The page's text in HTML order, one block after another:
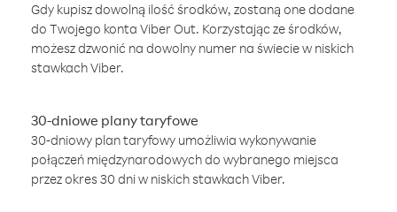
Gdy kupisz dowolną ilość środków, zostaną one dodane
do Twojego konta Viber Out. Korzystając ze środków,
możesz dzwonić na dowolny numer na świecie w niskich
stawkach Viber.
30-dniowe plany taryfowe
30-dniowy plan taryfowy umożliwia wykonywanie
połączeń międzynarodowych do wybranego miejsca
przez okres 30 dni w niskich stawkach Viber.